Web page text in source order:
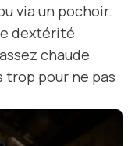
via un pochoir.
dextérité
chaude
trop pour ne pas